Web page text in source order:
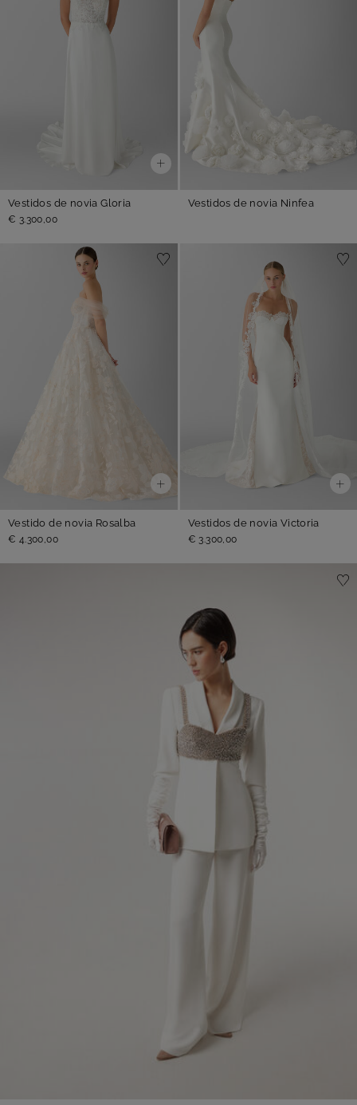
Vestidos de novia Gloria
€ 3.300,00
Vestidos de novia Ninfea
Vestido de novia Rosalba
€ 4.300,00
Vestidos de novia Victoria
€ 3.300,00